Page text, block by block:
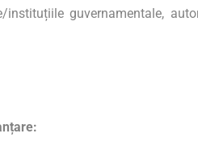
guvernamentale,